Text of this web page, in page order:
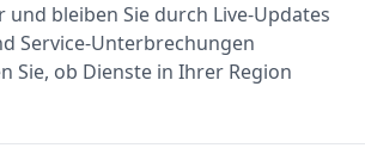
und bleiben Sie durch Live-Updates
Service-Unterbrechungen
Sie, ob Dienste in Ihrer Region